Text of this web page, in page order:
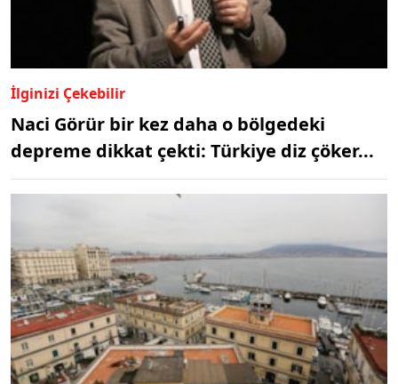
İlginizi Çekebilir
Naci Görür bir kez daha o bölgedeki
depreme dikkat çekti: Türkiye diz çöker...